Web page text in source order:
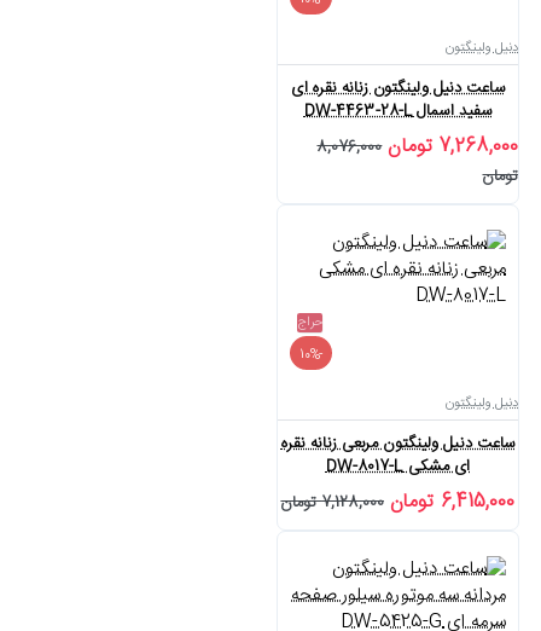
دنیل ولینگتون
ساعت دنیل ولینگتون زنانه نقره ای
سفید اسمال DW-4463-28-L
7,268,000 تومان
8,076,000
تومان
حراج
-10%
دنیل ولینگتون
ساعت دنیل ولینگتون مربعی زنانه نقره
ای مشکی DW-8017-L
6,415,000 تومان 7,128,000 تومان